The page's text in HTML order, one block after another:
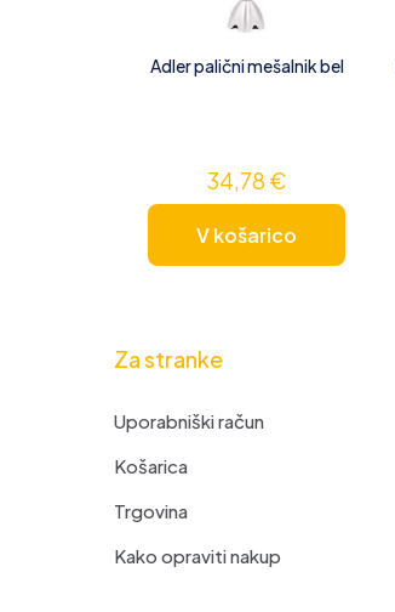
Adler palični mešalnik bel
34,78 €
V košarico
Za stranke
Uporabniški račun
Košarica
Trgovina
Kako opraviti nakup